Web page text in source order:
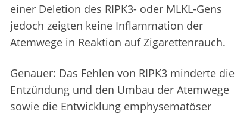
einer Deletion des RIPK3- oder MLKL-Gens
jedoch zeigten keine Inflammation der
Atemwege in Reaktion auf Zigarettenrauch.
Genauer: Das Fehlen von RIPK3 minderte die
Entzündung und den Umbau der Atemwege
sowie die Entwicklung emphysematöser